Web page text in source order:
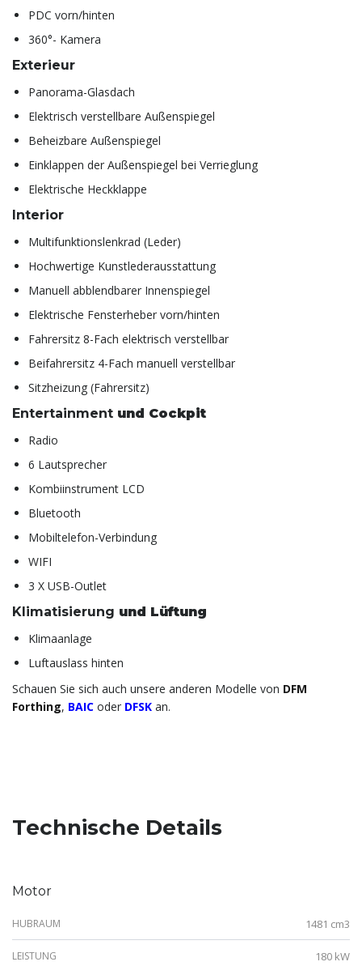
PDC vorn/hinten
360°- Kamera
Exterieur
Panorama-Glasdach
Elektrisch verstellbare Außenspiegel
Beheizbare Außenspiegel
Einklappen der Außenspiegel bei Verrieglung
Elektrische Heckklappe
Interior
Multifunktionslenkrad (Leder)
Hochwertige Kunstlederausstattung
Manuell abblendbarer Innenspiegel
Elektrische Fensterheber vorn/hinten
Fahrersitz 8-Fach elektrisch verstellbar
Beifahrersitz 4-Fach manuell verstellbar
Sitzheizung (Fahrersitz)
Entertainment und Cockpit
Radio
6 Lautsprecher
Kombiinstrument LCD
Bluetooth
Mobiltelefon-Verbindung
WIFI
3 X USB-Outlet
Klimatisierung und Lüftung
Klimaanlage
Luftauslass hinten
Schauen Sie sich auch unsere anderen Modelle von DFM
Forthing, BAIC oder DFSK an.
Technische Details
Motor
HUBRAUM 1481 cm3
LEISTUNG 180 kW